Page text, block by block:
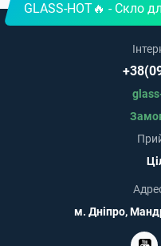
GLASS-HOT🔥 - Скло
м. Дніпро,